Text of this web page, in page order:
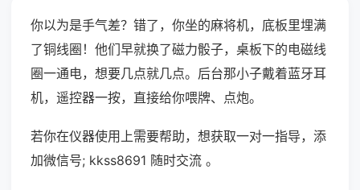
你以为是手气差？错了，你坐的麻将机，底板里埋满
了铜线圈！他们早就换了磁力骰子，桌板下的电磁线
圈一通电，想要几点就几点。后台那小子戴着蓝牙耳
机，遥控器一按，直接给你喂牌、点炮。
若你在仪器使用上需要帮助，想获取一对一指导，添
加微信号; kkss8691 随时交流 。